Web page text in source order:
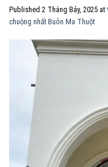
Published 2 Tháng Bảy, 2025 at
chuộng nhất Buôn Ma Thuột